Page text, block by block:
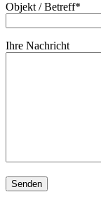
Objekt / Betreff*
Ihre Nachricht